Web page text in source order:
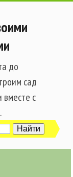
до
сад
вместе с